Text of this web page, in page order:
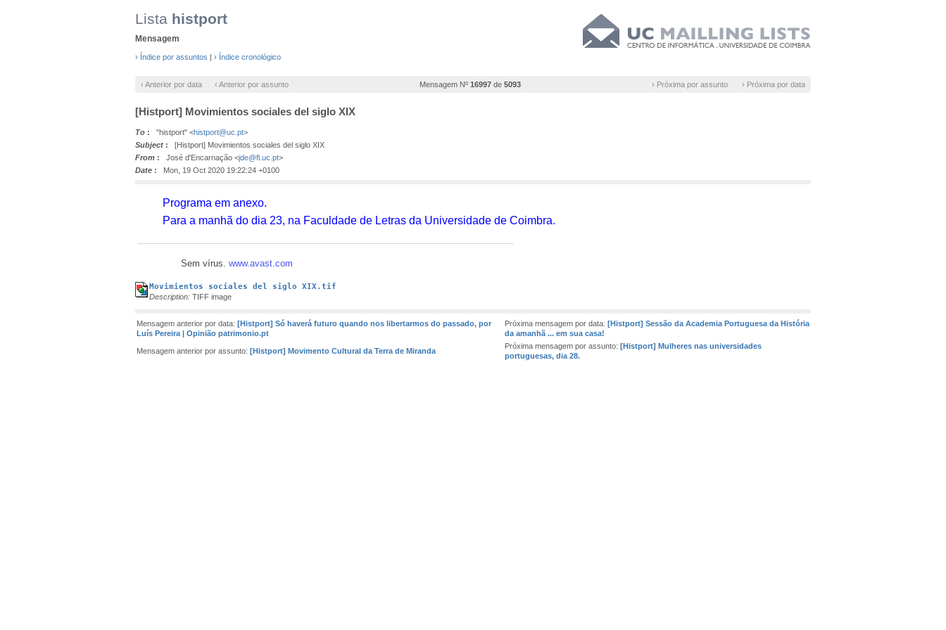
Lista histport
Mensagem
› Índice por assuntos | › Índice cronológico
‹ Anterior por data ‹ Anterior por assunto Mensagem Nº 16997 de 5093 › Próxima por assunto › Próxima por data
[Histport] Movimientos sociales del siglo XIX
To : "histport" <histport@uc.pt>
Subject : [Histport] Movimientos sociales del siglo XIX
From : José d'Encarnação <jde@fl.uc.pt>
Date : Mon, 19 Oct 2020 19:22:24 +0100
Programa em anexo.
Para a manhã do dia 23, na Faculdade de Letras da Universidade de Coimbra.
Sem vírus. www.avast.com
Movimientos sociales del siglo XIX.tif
Description: TIFF image
Mensagem anterior por data: [Histport] Só haverá futuro quando nos libertarmos do passado, por
Luís Pereira | Opinião patrimonio.pt
Próxima mensagem por data: [Histport] Sessão da Academia Portuguesa da História
da amanhã ... em sua casa!
Mensagem anterior por assunto: [Histport] Movimento Cultural da Terra de Miranda
Próxima mensagem por assunto: [Histport] Mulheres nas universidades
portuguesas, dia 28.